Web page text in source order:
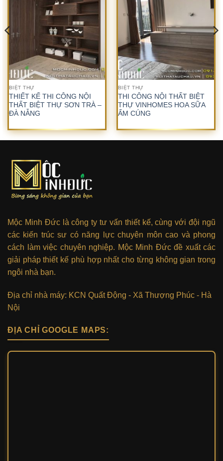
BIỆT THỰ
THIẾT KẾ THI CÔNG NỘI
THẤT BIỆT THỰ SƠN TRÀ –
ĐÀ NẴNG
BIỆT THỰ
THI CÔNG NỘI THẤT BIỆT
THỰ VINHOMES HOA SỮA
ẤM CÚNG
Mộc Minh Đức là công ty tư vấn thiết kế, cùng với đội ngũ
các kiến trúc sư có năng lực chuyên môn cao và phong
cách làm việc chuyên nghiệp. Mộc Minh Đức đề xuất các
giải pháp thiết kế phù hợp nhất cho từng không gian trong
ngôi nhà bạn.
Địa chỉ nhà máy: KCN Quất Động - Xã Thượng Phúc - Hà
Nội
ĐỊA CHỈ GOOGLE MAPS: